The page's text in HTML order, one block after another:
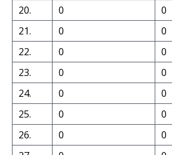
20.
0
0
21.
0
0
22.
0
0
23.
0
0
24.
0
0
25.
0
0
26.
0
0